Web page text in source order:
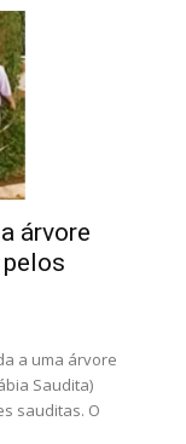
árvore
a uma árvore
Saudita)
sauditas. O